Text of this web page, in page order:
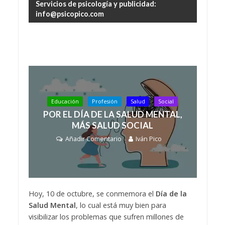
Servicios de psicología y publicidad:
info@psicopico.com
Educación Profesión Salud Social
POR EL DÍA DE LA SALUD MENTAL,
MÁS SALUD SOCIAL
Añadir Comentario Iván Pico
Hoy, 10 de octubre, se conmemora el Día de la
Salud Mental, lo cual está muy bien para
visibilizar los problemas que sufren millones de